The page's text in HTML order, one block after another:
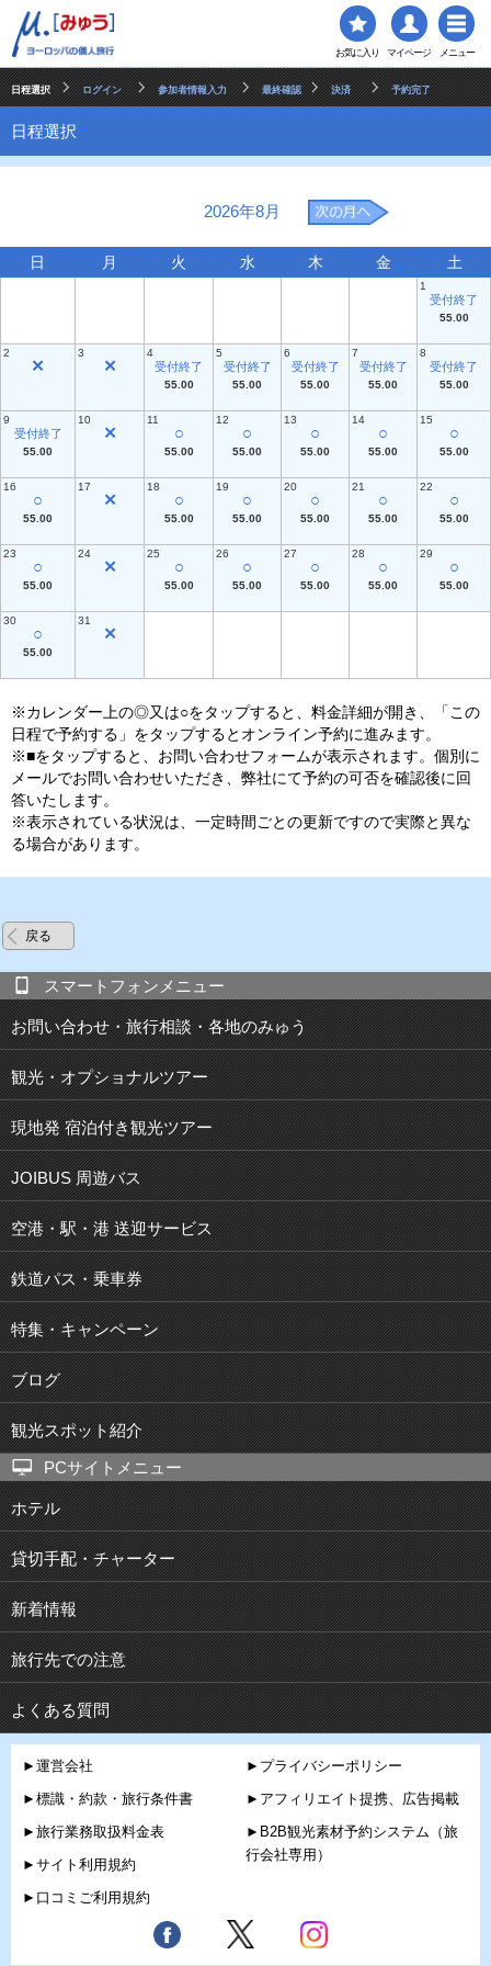
お気に入り マイページ メニュー
日程選択 ログイン 参加者情報入力 最終確認 決済 予約完了
日程選択
2026年8月
日 月 火 水 木 金 土
1
受付終了
55.00
2
✕
3
✕
4
受付終了
55.00
5
受付終了
55.00
6
受付終了
55.00
7
受付終了
55.00
8
受付終了
55.00
9
受付終了
55.00
10
✕
11
○
55.00
12
○
55.00
13
○
55.00
14
○
55.00
15
○
55.00
16
○
55.00
17
✕
18
○
55.00
19
○
55.00
20
○
55.00
21
○
55.00
22
○
55.00
23
○
55.00
24
✕
25
○
55.00
26
○
55.00
27
○
55.00
28
○
55.00
29
○
55.00
30
○
55.00
31
✕
※カレンダー上の◎又は○をタップすると、料金詳細が開き、「この
日程で予約する」をタップするとオンライン予約に進みます。
※■をタップすると、お問い合わせフォームが表示されます。個別に
メールでお問い合わせいただき、弊社にて予約の可否を確認後に回
答いたします。
※表示されている状況は、一定時間ごとの更新ですので実際と異な
る場合があります。
戻る
スマートフォンメニュー
お問い合わせ・旅行相談・各地のみゅう
観光・オプショナルツアー
現地発 宿泊付き観光ツアー
JOIBUS 周遊バス
空港・駅・港 送迎サービス
鉄道パス・乗車券
特集・キャンペーン
ブログ
観光スポット紹介
PCサイトメニュー
ホテル
貸切手配・チャーター
新着情報
旅行先での注意
よくある質問
►運営会社
►標識・約款・旅行条件書
►旅行業務取扱料金表
►サイト利用規約
►口コミご利用規約
►プライバシーポリシー
►アフィリエイト提携、広告掲載
►B2B観光素材予約システム（旅
行会社専用）